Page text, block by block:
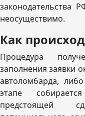
законодательства
неосуществимо.
Как
Процедура
заполнения заявки
автоломбарда,
этапе
предстоящей